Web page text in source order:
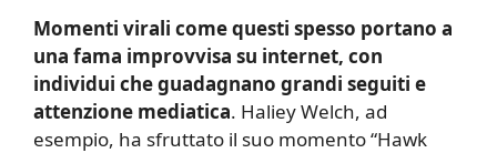
Momenti virali come questi spesso portano a
una fama improvvisa su internet, con
individui che guadagnano grandi seguiti e
attenzione mediatica. Haliey Welch, ad
esempio, ha sfruttato il suo momento “Hawk